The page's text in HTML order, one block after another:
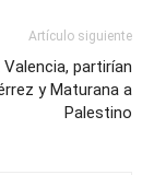
Artículo siguiente
Valencia, partirían
y Maturana a
Palestino